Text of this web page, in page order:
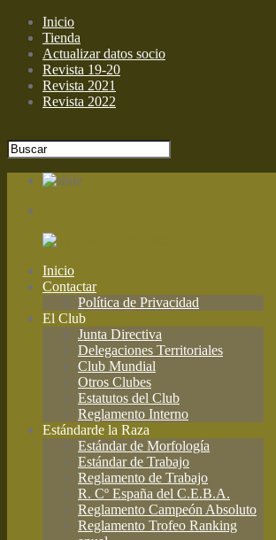
Inicio
Tienda
Actualizar datos socio
Revista 19-20
Revista 2021
Revista 2022
Inicio
Contactar
Política de Privacidad
El Club
Junta Directiva
Delegaciones Territoriales
Club Mundial
Otros Clubes
Estatutos del Club
Reglamento Interno
Estándarde la Raza
Estándar de Morfología
Estándar de Trabajo
Reglamento de Trabajo
R. Cº España del C.E.B.A.
Reglamento Campeón Absoluto
Reglamento Trofeo Ranking